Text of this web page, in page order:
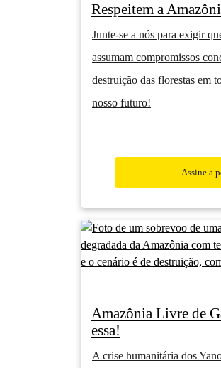
Respeitem a
Junte-se a nós para exigir
assumam compromissos
destruição das florestas em
nosso futuro!
Assine a
Amazônia Livre de
essa!
A crise humanitária dos